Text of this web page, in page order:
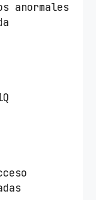
anormales